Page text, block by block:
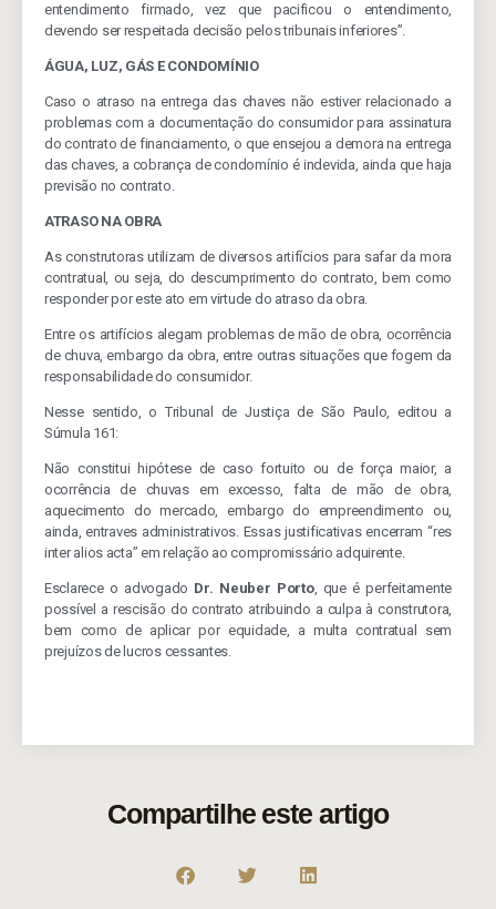
entendimento firmado, vez que pacificou o entendimento,
devendo ser respeitada decisão pelos tribunais inferiores”.
ÁGUA, LUZ, GÁS E CONDOMÍNIO
Caso o atraso na entrega das chaves não estiver relacionado a
problemas com a documentação do consumidor para assinatura
do contrato de financiamento, o que ensejou a demora na entrega
das chaves, a cobrança de condomínio é indevida, ainda que haja
previsão no contrato.
ATRASO NA OBRA
As construtoras utilizam de diversos artifícios para safar da mora
contratual, ou seja, do descumprimento do contrato, bem como
responder por este ato em virtude do atraso da obra.
Entre os artifícios alegam problemas de mão de obra, ocorrência
de chuva, embargo da obra, entre outras situações que fogem da
responsabilidade do consumidor.
Nesse sentido, o Tribunal de Justiça de São Paulo, editou a
Súmula 161:
Não constitui hipótese de caso fortuito ou de força maior, a
ocorrência de chuvas em excesso, falta de mão de obra,
aquecimento do mercado, embargo do empreendimento ou,
ainda, entraves administrativos. Essas justificativas encerram “res
inter alios acta” em relação ao compromissário adquirente.
Esclarece o advogado Dr. Neuber Porto, que é perfeitamente
possível a rescisão do contrato atribuindo a culpa à construtora,
bem como de aplicar por equidade, a multa contratual sem
prejuízos de lucros cessantes.
Compartilhe este artigo